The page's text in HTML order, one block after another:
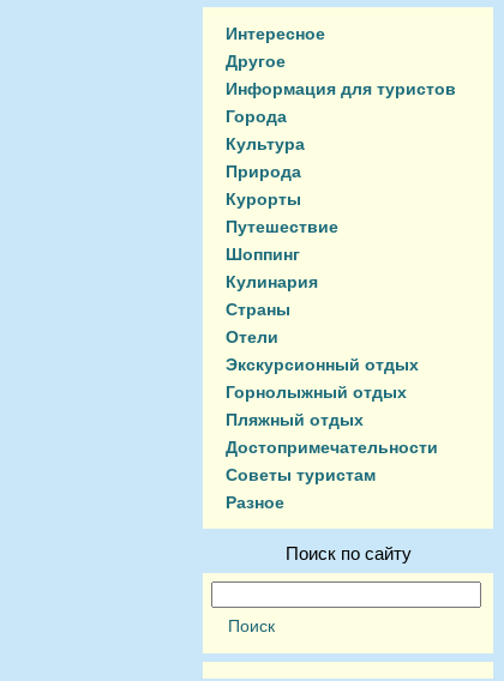
Интересное
Другое
Информация для туристов
Города
Культура
Природа
Курорты
Путешествие
Шоппинг
Кулинария
Страны
Отели
Экскурсионный отдых
Горнолыжный отдых
Пляжный отдых
Достопримечательности
Советы туристам
Разное
Поиск по сайту